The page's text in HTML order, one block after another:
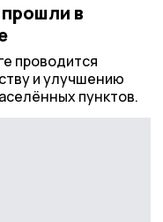
в
проводится
и улучшению
пунктов.